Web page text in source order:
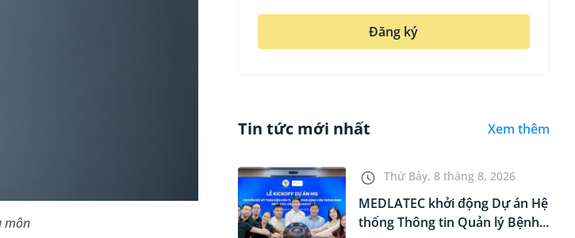
môn
Đăng ký
Tin tức mới nhất Xem thêm
Thứ Bảy, 8 tháng 8, 2026
MEDLATEC khởi động Dự án Hệ
thống Thông tin Quản lý Bệnh...